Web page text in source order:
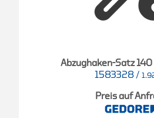
Abzughaken-Satz
1583328 /
Preis auf